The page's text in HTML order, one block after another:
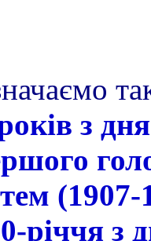
з
(1907-
річчя з